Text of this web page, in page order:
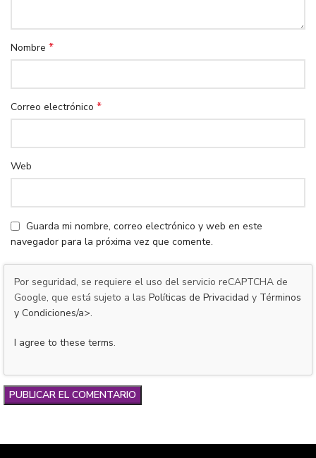
Nombre *
Correo electrónico *
Web
Guarda mi nombre, correo electrónico y web en este
navegador para la próxima vez que comente.
Por seguridad, se requiere el uso del servicio reCAPTCHA de
Google, que está sujeto a las Políticas de Privacidad y Términos
y Condiciones/a>.
I agree to these terms.